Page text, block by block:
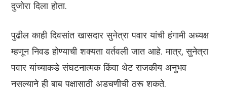
दुजोरा दिला होता.
पुढील काही दिवसांत खासदार सुनेत्रा पवार यांची हंगामी अध्यक्ष
म्हणून निवड होण्याची शक्यता वर्तवली जात आहे. मात्र, सुनेत्रा
पवार यांच्याकडे संघटनात्मक किंवा थेट राजकीय अनुभव
नसल्याने ही बाब पक्षासाठी अडचणीची ठरू शकते.